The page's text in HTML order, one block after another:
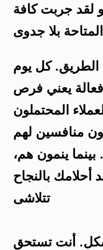
لقد جربت كافة
الطريق. كل يوم
يعني فرص
المحتملون
منافسين لهم
ينمون هم،
أحلامك بالنجاح
تتلاشى
أنت تستحق